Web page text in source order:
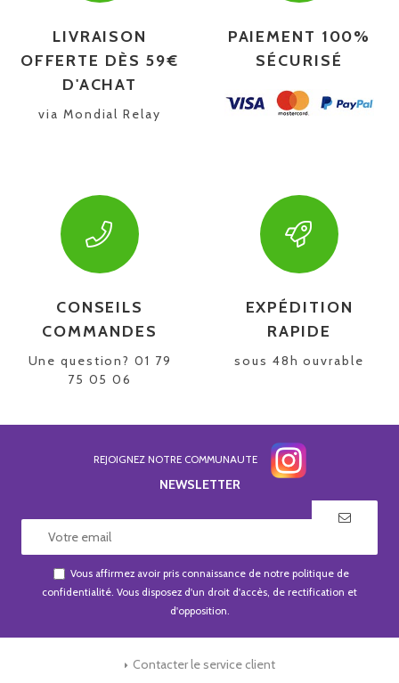
LIVRAISON
OFFERTE DÈS 59€
D'ACHAT
via Mondial Relay
PAIEMENT 100%
SÉCURISÉ
CONSEILS
COMMANDES
Une question? 01 79
75 05 06
EXPÉDITION
RAPIDE
sous 48h ouvrable
REJOIGNEZ NOTRE COMMUNAUTE
NEWSLETTER
Vous affirmez avoir pris connaissance de notre politique de
confidentialité. Vous disposez d'un droit d'accès, de rectification et
d'opposition.
Contacter le service client